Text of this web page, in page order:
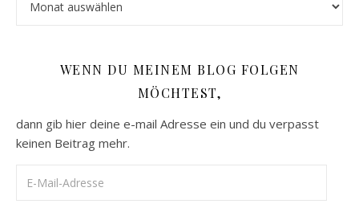
WENN DU MEINEM BLOG FOLGEN
MÖCHTEST,
dann gib hier deine e-mail Adresse ein und du verpasst
keinen Beitrag mehr.